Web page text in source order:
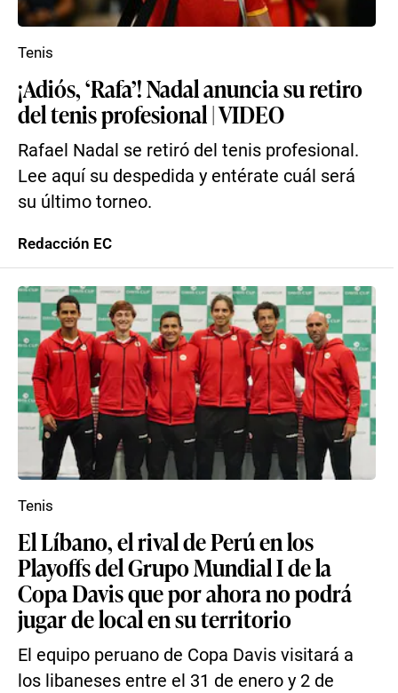
¡Adiós, ‘Rafa’! Nadal anuncia su retiro
del tenis profesional | VIDEO
Rafael Nadal se retiró del tenis profesional.
Lee aquí su despedida y entérate cuál será
su último torneo.
Tenis
Redacción EC
El Líbano, el rival de Perú en los
Playoffs del Grupo Mundial I de la
Copa Davis que por ahora no podrá
jugar de local en su territorio
El equipo peruano de Copa Davis visitará a
los libaneses entre el 31 de enero y 2 de
Tenis